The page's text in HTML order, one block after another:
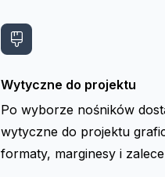
Wytyczne do projektu
Po wyborze nośników
wytyczne do projektu
formaty, marginesy i